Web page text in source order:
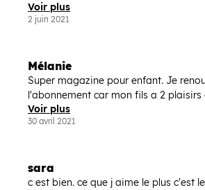
Voir plus
2 juin 2021
Mélanie
Super magazine pour enfant. Je
l'abonnement car mon fils a 2 plaisirs
Voir plus
30 avril 2021
sara
c est bien. ce que j aime le plus c'est